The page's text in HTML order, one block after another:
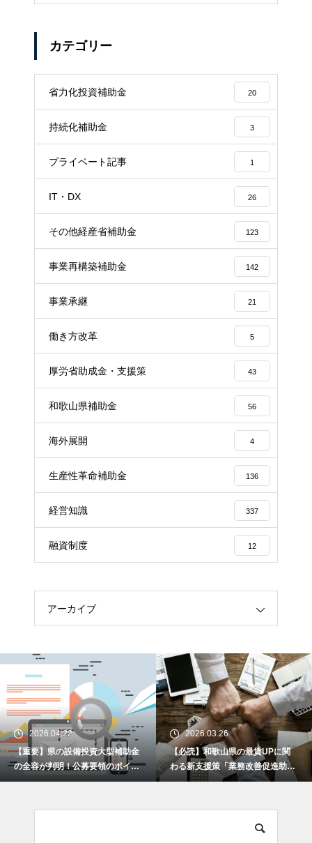
カテゴリー
省力化投資補助金 20
持続化補助金 3
プライベート記事 1
IT・DX 26
その他経産省補助金 123
事業再構築補助金 142
事業承継 21
働き方改革 5
厚労省助成金・支援策 43
和歌山県補助金 56
海外展開 4
生産性革命補助金 136
経営知識 337
融資制度 12
アーカイブ
2026.04.22
【重要】県の設備投資大型補助金
の全容が判明！公募要領のポイン
トを解説します！
2026.03.26
【必読】和歌山県の最賃UPに関
わる新支援策「業務改善促進助成
金」とは何か？